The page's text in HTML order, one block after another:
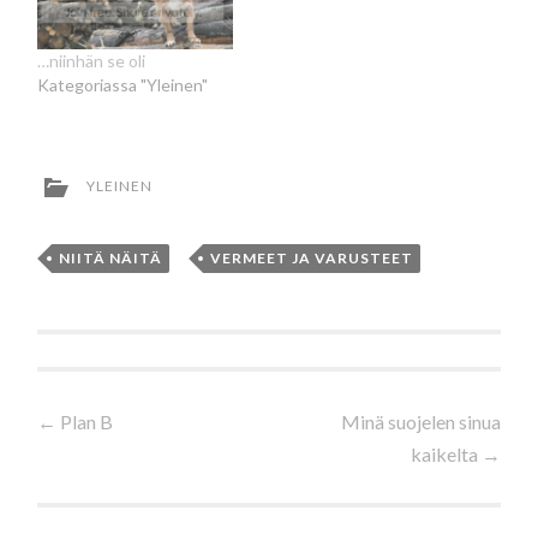
…niinhän se oli
Kategoriassa "Yleinen"
YLEINEN
NIITÄ NÄITÄ , VERMEET JA VARUSTEET
Artikkelien
← Plan B
Minä suojelen sinua
kaikelta →